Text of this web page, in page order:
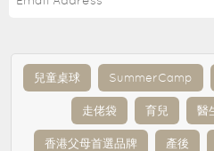
兒童桌球 SummerCamp
走佬袋 育兒 醫
香港父母首選品牌 產後